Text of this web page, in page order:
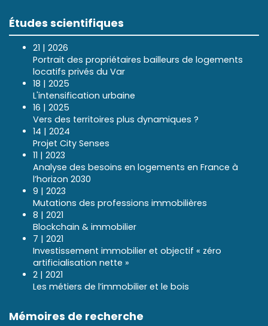
Études scientifiques
21 | 2026
Portrait des propriétaires bailleurs de logements
locatifs privés du Var
18 | 2025
L'intensification urbaine
16 | 2025
Vers des territoires plus dynamiques ?
14 | 2024
Projet City Senses
11 | 2023
Analyse des besoins en logements en France à
l’horizon 2030
9 | 2023
Mutations des professions immobilières
8 | 2021
Blockchain & immobilier
7 | 2021
Investissement immobilier et objectif « zéro
artificialisation nette »
2 | 2021
Les métiers de l’immobilier et le bois
Mémoires de recherche